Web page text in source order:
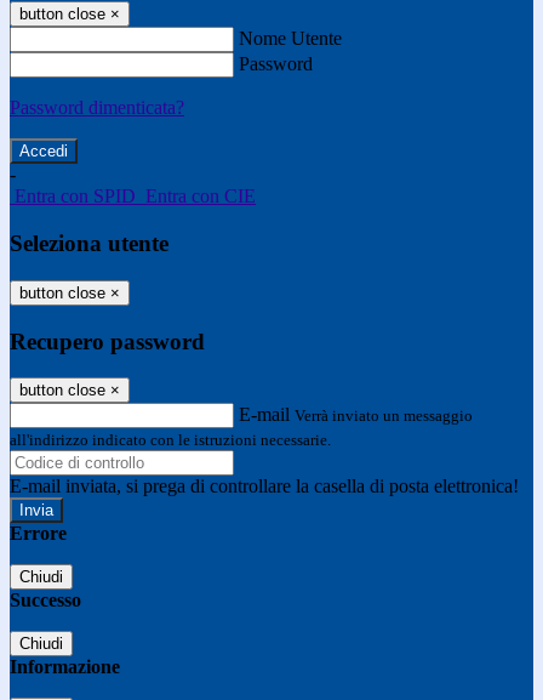
button close ×
Nome Utente
Password
Password dimenticata?
-
Entra con SPID Entra con CIE
Seleziona utente
button close ×
Recupero password
button close ×
E-mail Verrà inviato un messaggio
all'indirizzo indicato con le istruzioni necessarie.
E-mail inviata, si prega di controllare la casella di posta elettronica!
Errore
Chiudi
Successo
Chiudi
Informazione